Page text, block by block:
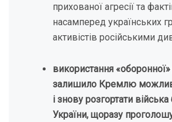
прихованої агресії та
насамперед українських
активістів російськими
використання
залишило Кремлю
і знову розгортати
України, щоразу